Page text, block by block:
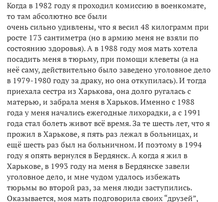
Когда в 1982 году я проходил комиссию в военкомате,
то там абсолютно все были
очень сильно удивлены, что я весил 48 килограмм при
росте 173 сантиметра (но в армию меня не взяли по
состоянию здоровья). А в 1988 году моя мать хотела
посадить меня в тюрьму, при помощи клеветы (а на
неё саму, действительно было заведено уголовное дело
в 1979-1980 году за драку, но она откупилась). И тогда
приехала сестра из Харькова, она долго ругалась с
матерью, и забрала меня в Харьков. Именно с 1988
года у меня начались ежегодные лихорадки, а с 1991
года стал болеть живот всё время. За те шесть лет, что я
прожил в Харькове, я пять раз лежал в больницах, и
ещё шесть раз был на больничном. И поэтому в 1994
году я опять вернулся в Бердянск. А когда я жил в
Харькове, в 1993 году на меня в Бердянске завели
уголовное дело, и мне чудом удалось избежать
тюрьмы во второй раз, за меня люди заступились.
Оказывается, моя мать подговорила своих “друзей”,